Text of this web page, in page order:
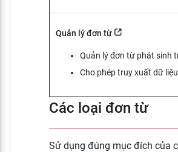
Quản lý đơn từ
Quản lý đơn từ phát sinh
Cho phép truy xuất dữ
Các loại đơn từ
Sử dụng đúng mục đích của